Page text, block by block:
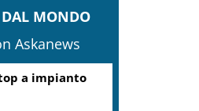
MONDO
Askanews
a impianto